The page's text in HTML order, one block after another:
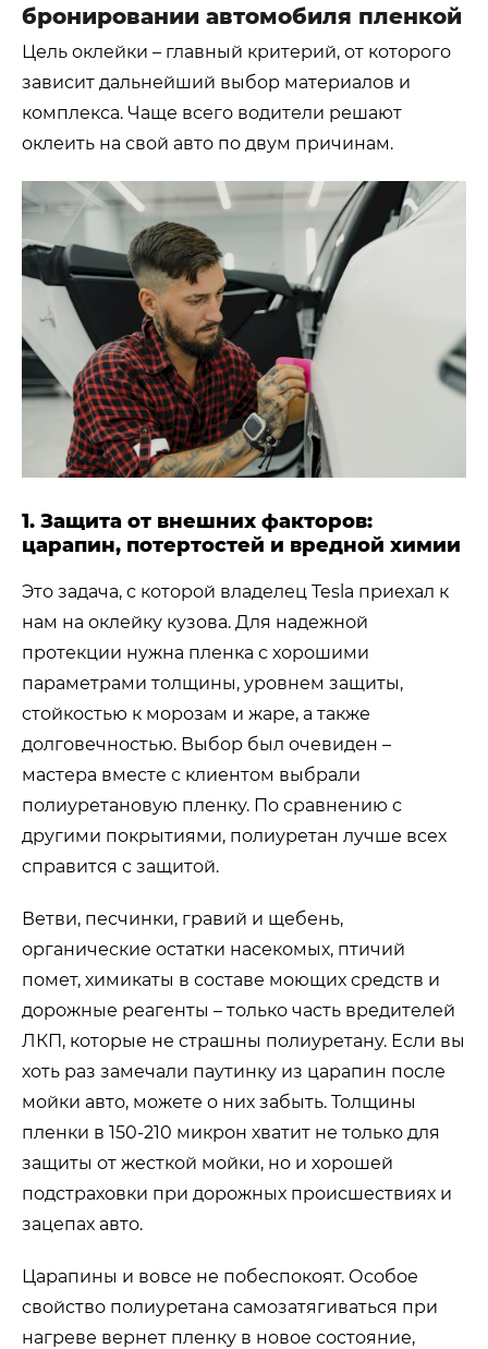
бронировании автомобиля пленкой
Цель оклейки – главный критерий, от которого
зависит дальнейший выбор материалов и
комплекса. Чаще всего водители решают
оклеить на свой авто по двум причинам.
1. Защита от внешних факторов:
царапин, потертостей и вредной химии
Это задача, с которой владелец Tesla приехал к
нам на оклейку кузова. Для надежной
протекции нужна пленка с хорошими
параметрами толщины, уровнем защиты,
стойкостью к морозам и жаре, а также
долговечностью. Выбор был очевиден –
мастера вместе с клиентом выбрали
полиуретановую пленку. По сравнению с
другими покрытиями, полиуретан лучше всех
справится с защитой.
Ветви, песчинки, гравий и щебень,
органические остатки насекомых, птичий
помет, химикаты в составе моющих средств и
дорожные реагенты – только часть вредителей
ЛКП, которые не страшны полиуретану. Если вы
хоть раз замечали паутинку из царапин после
мойки авто, можете о них забыть. Толщины
пленки в 150-210 микрон хватит не только для
защиты от жесткой мойки, но и хорошей
подстраховки при дорожных происшествиях и
зацепах авто.
Царапины и вовсе не побеспокоят. Особое
свойство полиуретана самозатягиваться при
нагреве вернет пленку в новое состояние,